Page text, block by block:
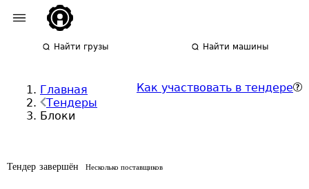
Найти грузы Найти машины
Главная
Тендеры
Блоки
Как участвовать в тендере
Тендер завершён Несколько поставщиков